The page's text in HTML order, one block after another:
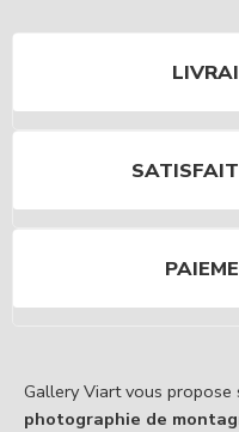
Gallery Viart vous propose
photographie de